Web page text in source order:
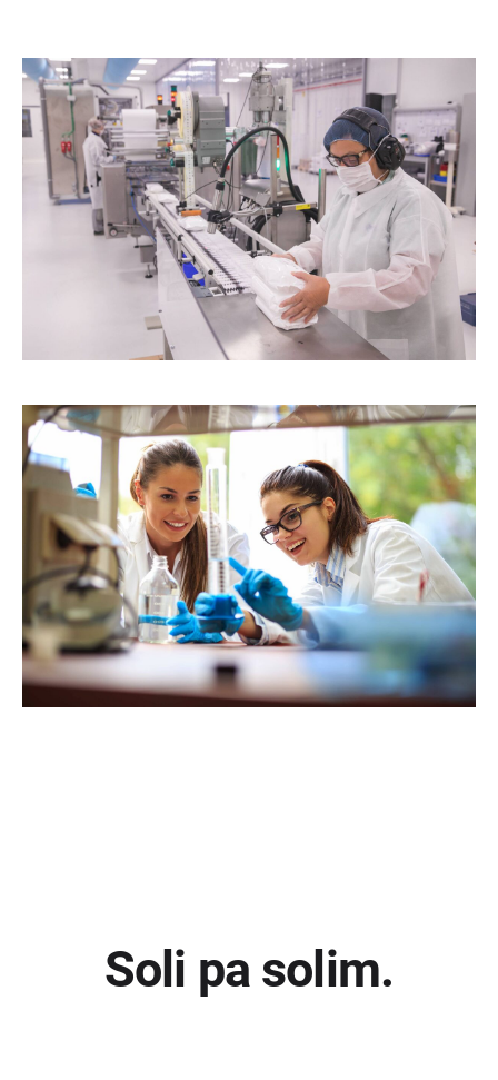
Soli pa solim.